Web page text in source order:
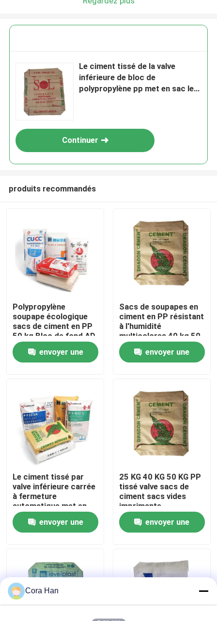
Maison
Au sujet de nous
Visite d'usine
Contrôle de qualité
Contactez-nous
Nouvelles
Sacs de empaquetage de ciment
Le ciment tissé de la valve
inférieure de bloc de
polypropylène pp met en sac les
Continuer
produits recommandés
Polypropylène
soupape écologique
sacs de ciment en PP
50 kg Bloc de fond AD
STAR emballage
envoyer une
Sacs de soupapes en
ciment en PP résistant
à l'humidité
multicolores 40 kg 50
kg
envoyer une
Le ciment tissé par
valve inférieure carrée
à fermeture
automatique met en
sac 20 kilogrammes
25 kilogrammes 40
kilogrammes 50
envoyer une
25 KG 40 KG 50 KG PP
tissé valve sacs de
ciment sacs vides
imprimante
industrielle
envoyer une
Cora Han